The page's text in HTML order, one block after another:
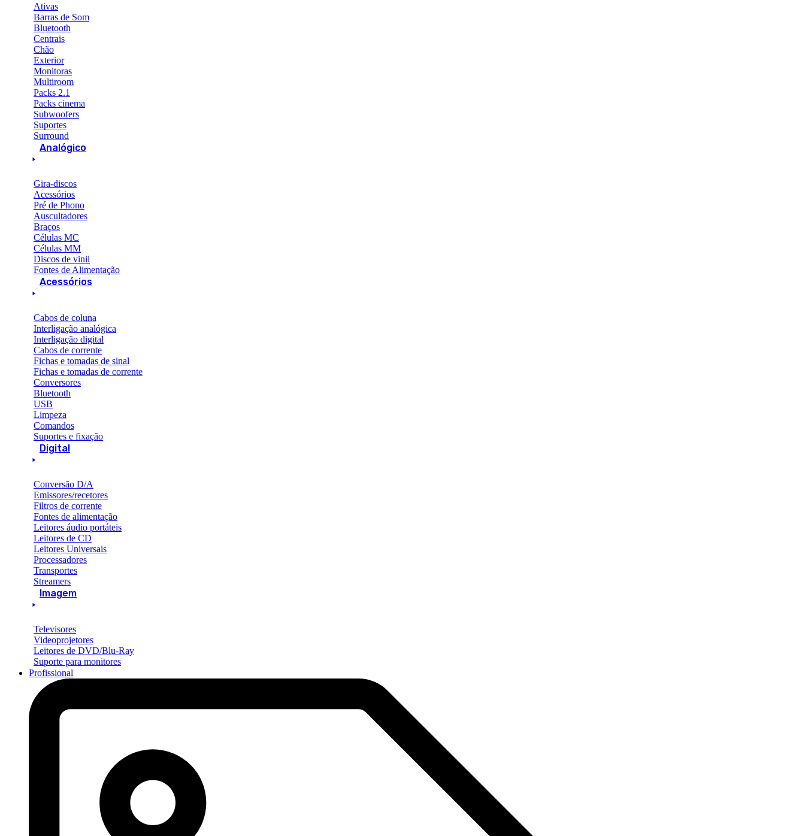
Ativas
Barras de Som
Bluetooth
Centrais
Chão
Exterior
Monitoras
Multiroom
Packs 2.1
Packs cinema
Subwoofers
Suportes
Surround
Analógico
Gira-discos
Acessórios
Pré de Phono
Auscultadores
Braços
Células MC
Células MM
Discos de vinil
Fontes de Alimentação
Acessórios
Cabos de coluna
Interligação analógica
Interligação digital
Cabos de corrente
Fichas e tomadas de sinal
Fichas e tomadas de corrente
Conversores
Bluetooth
USB
Limpeza
Comandos
Suportes e fixação
Digital
Conversão D/A
Emissores/recetores
Filtros de corrente
Fontes de alimentação
Leitores áudio portáteis
Leitores de CD
Leitores Universais
Processadores
Transportes
Streamers
Imagem
Televisores
Videoprojetores
Leitores de DVD/Blu-Ray
Suporte para monitores
Profissional